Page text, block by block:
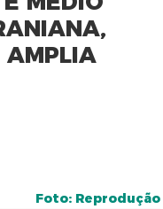
AMPLIA
Foto: Reprodução